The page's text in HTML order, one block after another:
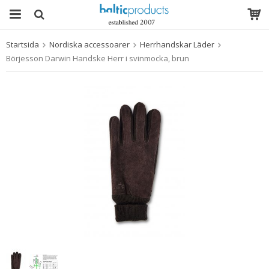
Produkten har blivit tillagd i varukorgen
Startsida Nordiska accessoarer
Herrhandskar Läder
Börjesson Darwin Handske Herr i svinmocka, brun